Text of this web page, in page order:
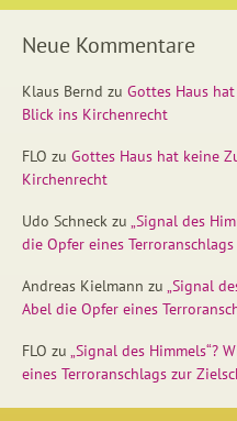
Neue Kommentare
Klaus Bernd zu Gottes Haus
Blick ins Kirchenrecht
FLO zu Gottes Haus hat keine
Kirchenrecht
Udo Schneck zu „Signal des
die Opfer eines
Andreas Kielmann zu „Signal
Abel die Opfer eines
FLO zu „Signal des Himmels“?
eines Terroranschlags zur